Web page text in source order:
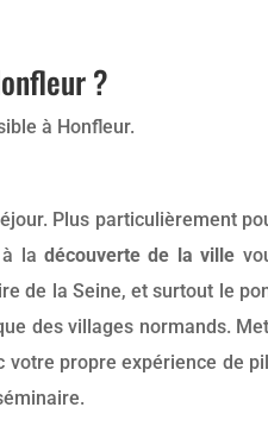
?
à Honfleur.
Plus particulièrement
à ladécouverte de la ville
de la Seine, et surtout le
des villages normands.
propre expérience de